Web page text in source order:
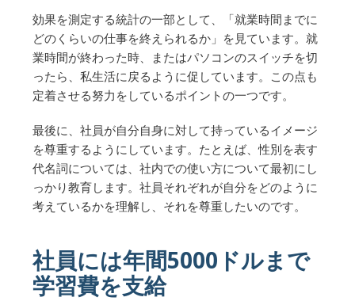
効果を測定する統計の一部として、「就業時間までに
どのくらいの仕事を終えられるか」を見ています。就
業時間が終わった時、またはパソコンのスイッチを切
ったら、私生活に戻るように促しています。この点も
定着させる努力をしているポイントの一つです。
最後に、社員が自分自身に対して持っているイメージ
を尊重するようにしています。たとえば、性別を表す
代名詞については、社内での使い方について最初にし
っかり教育します。社員それぞれが自分をどのように
考えているかを理解し、それを尊重したいのです。
社員には年間5000ドルまで
学習費を支給